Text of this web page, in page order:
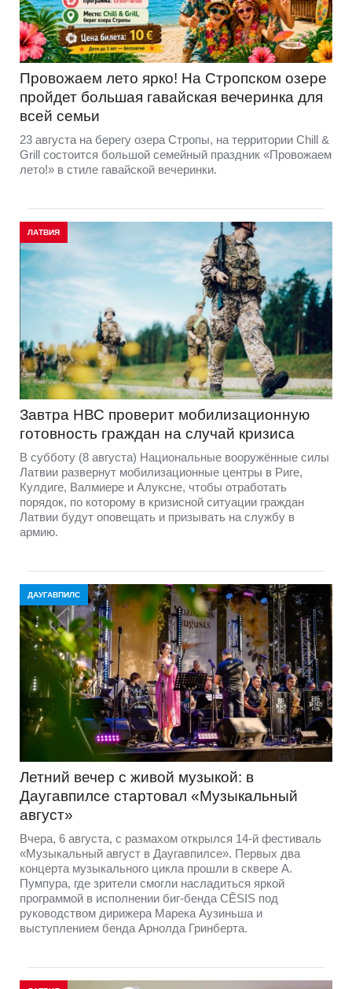
Провожаем лето ярко! На Стропском озере
пройдет большая гавайская вечеринка для
всей семьи
23 августа на берегу озера Стропы, на территории Chill &
Grill состоится большой семейный праздник «Провожаем
лето!» в стиле гавайской вечеринки.
ЛАТВИЯ
Завтра НВС проверит мобилизационную
готовность граждан на случай кризиса
В субботу (8 августа) Национальные вооружённые силы
Латвии развернут мобилизационные центры в Риге,
Кулдиге, Валмиере и Алуксне, чтобы отработать
порядок, по которому в кризисной ситуации граждан
Латвии будут оповещать и призывать на службу в
армию.
ДАУГАВПИЛС
Летний вечер с живой музыкой: в
Даугавпилсе стартовал «Музыкальный
август»
Вчера, 6 августа, с размахом открылся 14-й фестиваль
«Музыкальный август в Даугавпилсе». Первых два
концерта музыкального цикла прошли в сквере А.
Пумпура, где зрители смогли насладиться яркой
программой в исполнении биг-бенда CĒSIS под
руководством дирижера Марека Аузиньша и
выступлением бенда Арнолда Гринберта.